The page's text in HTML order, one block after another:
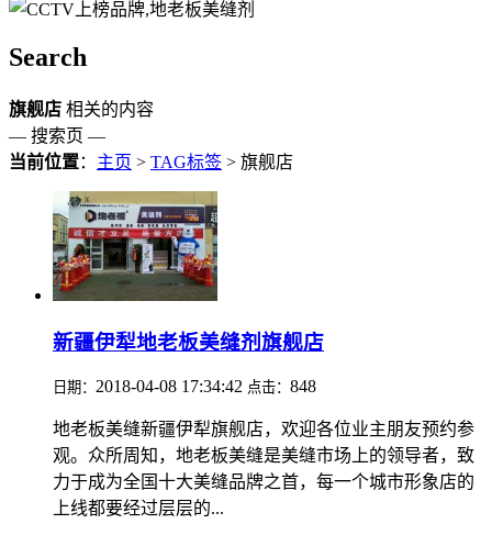
Search
旗舰店 相关的内容
— 搜索页 —
当前位置： 主页 > TAG标签 > 旗舰店
新疆伊犁地老板美缝剂旗舰店
日期： 2018-04-08 17:34:42 点击： 848
地老板美缝新疆伊犁旗舰店，欢迎各位业主朋友预约参
观。众所周知，地老板美缝是美缝市场上的领导者，致
力于成为全国十大美缝品牌之首，每一个城市形象店的
上线都要经过层层的...